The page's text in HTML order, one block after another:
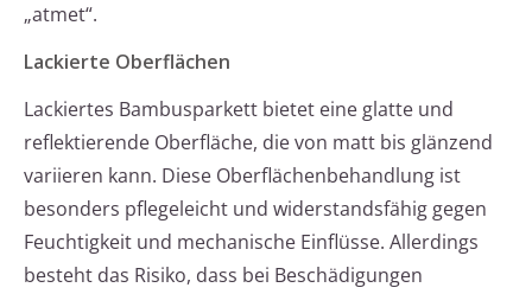
„atmet“.
Lackierte Oberflächen
Lackiertes Bambusparkett bietet eine glatte und
reflektierende Oberfläche, die von matt bis glänzend
variieren kann. Diese Oberflächenbehandlung ist
besonders pflegeleicht und widerstandsfähig gegen
Feuchtigkeit und mechanische Einflüsse. Allerdings
besteht das Risiko, dass bei Beschädigungen